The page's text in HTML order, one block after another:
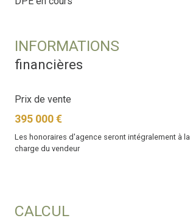
INFORMATIONS
financières
Prix de vente
395 000 €
Les honoraires d'agence seront intégralement à la
charge du vendeur
CALCUL